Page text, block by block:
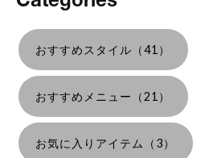
おすすめスタイル（41）
おすすめメニュー（21）
お気に入りアイテム（3）